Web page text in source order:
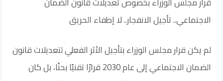
الاجتماعي.. تأجيل الانفجار.. لا إطفاء الحريق
لم يكن قرار مجلس الوزراء بتأجيل الأثر الفعلي لتعديلات قانون
الضمان الاجتماعي إلى عام 2030 قرارًا تقنيًا بحتًا، بل كان